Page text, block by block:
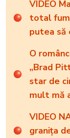
VIDEO
total
putea să
O
„Brad
star de
mult mă
VIDEO
granița